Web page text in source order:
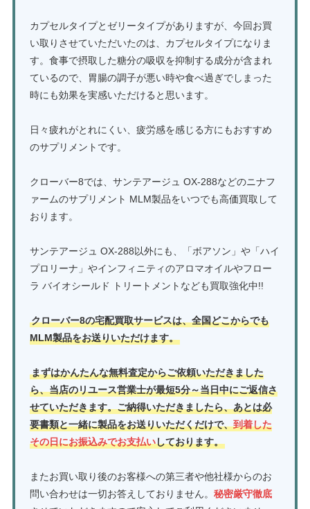
カプセルタイプとゼリータイプがありますが、今回お買
い取りさせていただいたのは、カプセルタイプになりま
す。食事で摂取した糖分の吸収を抑制する成分が含まれ
ているので、胃腸の調子が悪い時や食べ過ぎでしまった
時にも効果を実感いただけると思います。
日々疲れがとれにくい、疲労感を感じる方にもおすすめ
のサプリメントです。
クローバー8では、サンテアージュ OX-288などのニナフ
ァームのサプリメント MLM製品をいつでも高価買取して
おります。
サンテアージュ OX-288以外にも、「ボアソン」や「ハイ
プロリーナ」やインフィニティのアロマオイルやフロー
ラ バイオシールド トリートメントなども買取強化中!!
クローバー8の宅配買取サービスは、全国どこからでも
MLM製品をお送りいただけます。
まずはかんたんな無料査定からご依頼いただきました
ら、当店のリユース営業士が最短5分～当日中にご返信さ
せていただきます。ご納得いただきましたら、あとは必
要書類と一緒に製品をお送りいただくだけで、到着した
その日にお振込みでお支払いしております。
またお買い取り後のお客様への第三者や他社様からのお
問い合わせは一切お答えしておりません。 秘密厳守徹底